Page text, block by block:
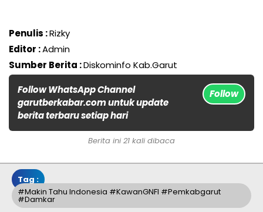
Penulis :Rizky
Editor :Admin
Sumber Berita :Diskominfo Kab.Garut
Follow WhatsApp Channel
garutberkabar.com untuk update
berita terbaru setiap hari
Follow
Berita ini 21 kali dibaca
Tag :
#Makin Tahu Indonesia #KawanGNFI #Pemkabgarut
#Damkar